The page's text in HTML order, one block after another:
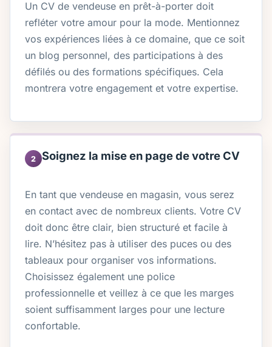
Un CV de vendeuse en prêt-à-porter doit
refléter votre amour pour la mode. Mentionnez
vos expériences liées à ce domaine, que ce soit
un blog personnel, des participations à des
défilés ou des formations spécifiques. Cela
montrera votre engagement et votre expertise.
2 Soignez la mise en page de votre CV
En tant que vendeuse en magasin, vous serez
en contact avec de nombreux clients. Votre CV
doit donc être clair, bien structuré et facile à
lire. N’hésitez pas à utiliser des puces ou des
tableaux pour organiser vos informations.
Choisissez également une police
professionnelle et veillez à ce que les marges
soient suffisamment larges pour une lecture
confortable.